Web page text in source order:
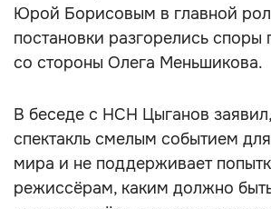
Юрой Борисовым в главной
постановки разгорелись споры
со стороны Олега Меньшикова.
В беседе с НСН Цыганов
спектакль смелым событием
мира и не поддерживает
режиссёрам, каким должно